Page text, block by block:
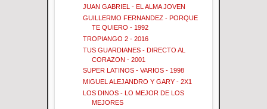
JUAN GABRIEL - EL ALMA JOVEN
GUILLERMO FERNANDEZ - PORQUE
TE QUIERO - 1992
TROPIANGO 2 - 2016
TUS GUARDIANES - DIRECTO AL
CORAZON - 2001
SUPER LATINOS - VARIOS - 1998
MIGUEL ALEJANDRO Y GARY - 2X1
LOS DINOS - LO MEJOR DE LOS
MEJORES